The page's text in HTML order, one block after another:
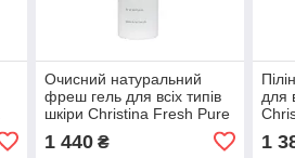
Очисний натуральний
фреш гель для всіх типів
шкіри Christina Fresh Pure
& Natural Cleanser 300мл
1 440₴
для
250
1